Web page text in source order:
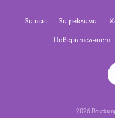
За нас За реклама
Поверителност
2026 Всички